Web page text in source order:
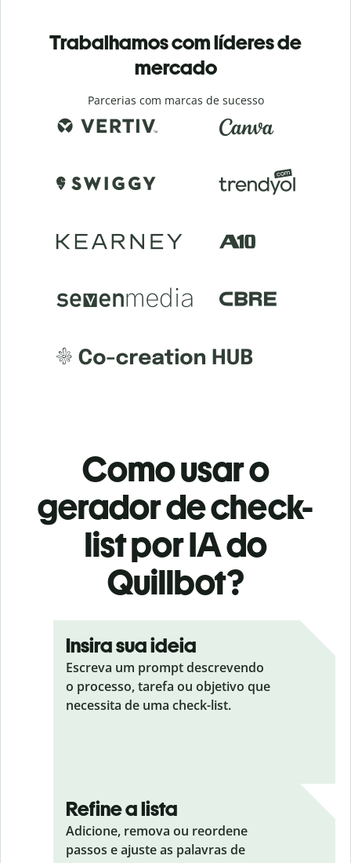
Trabalhamos com líderes de
mercado
Parcerias com marcas de sucesso
Como usar o
gerador de check-
list por IA do
Quillbot?
Insira sua ideia
Escreva um prompt descrevendo
o processo, tarefa ou objetivo que
necessita de uma check-list.
Refine a lista
Adicione, remova ou reordene
passos e ajuste as palavras de